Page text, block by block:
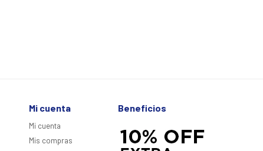
Mi cuenta
Mi cuenta
Mis compras
Beneficios